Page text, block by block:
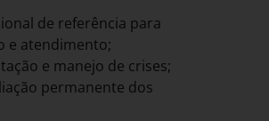
de referência para
e atendimento;
e manejo de crises;
permanente dos